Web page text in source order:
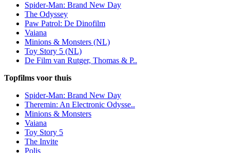
Spider-Man: Brand New Day
The Odyssey
Paw Patrol: De Dinofilm
Vaiana
Minions & Monsters (NL)
Toy Story 5 (NL)
De Film van Rutger, Thomas & P..
Topfilms voor thuis
Spider-Man: Brand New Day
Theremin: An Electronic Odysse..
Minions & Monsters
Vaiana
Toy Story 5
The Invite
Polis